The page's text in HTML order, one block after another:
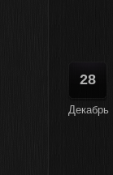
28
Декабрь